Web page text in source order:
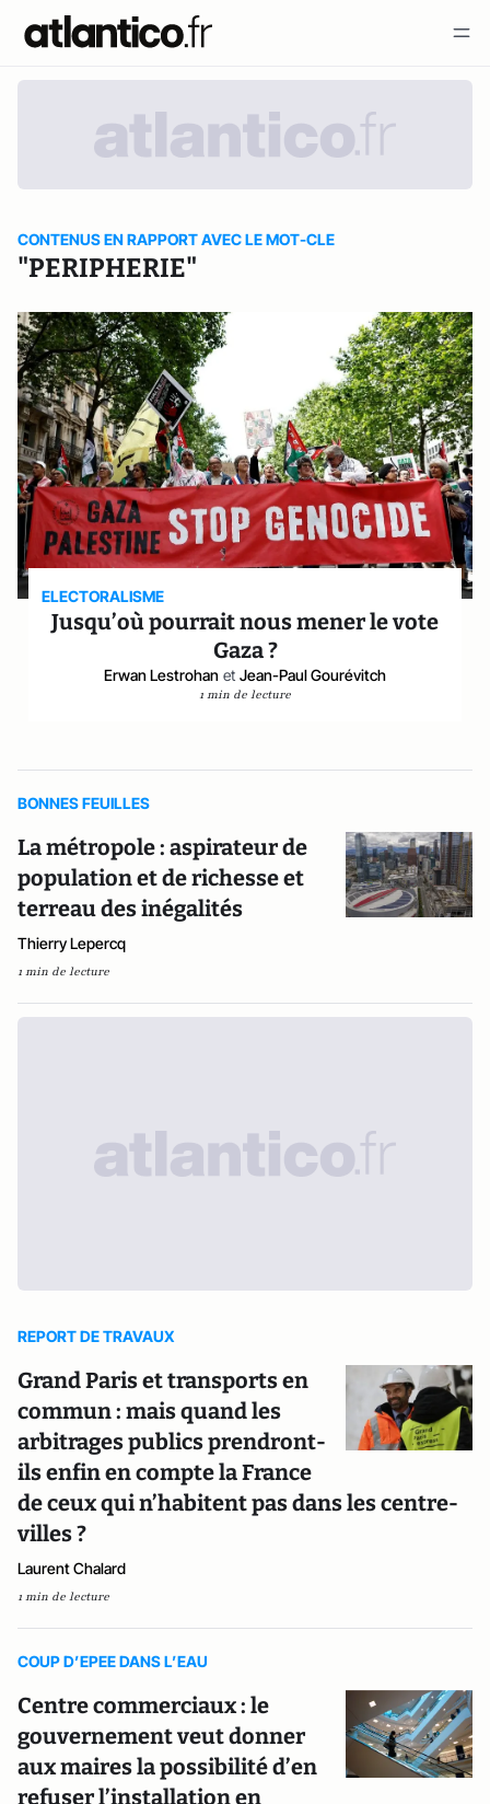
CONTENUS EN RAPPORT AVEC LE MOT-CLE
"PERIPHERIE"
ELECTORALISME
Jusqu’où pourrait nous mener le vote
Gaza ?
Erwan Lestrohan et Jean-Paul Gourévitch
1 min de lecture
BONNES FEUILLES
La métropole : aspirateur de
population et de richesse et
terreau des inégalités
Thierry Lepercq
1 min de lecture
REPORT DE TRAVAUX
Grand Paris et transports en
commun : mais quand les
arbitrages publics prendront-
ils enfin en compte la France
de ceux qui n’habitent pas dans les centre-
villes ?
Laurent Chalard
1 min de lecture
COUP D’EPEE DANS L’EAU
Centre commerciaux : le
gouvernement veut donner
aux maires la possibilité d’en
refuser l’installation en